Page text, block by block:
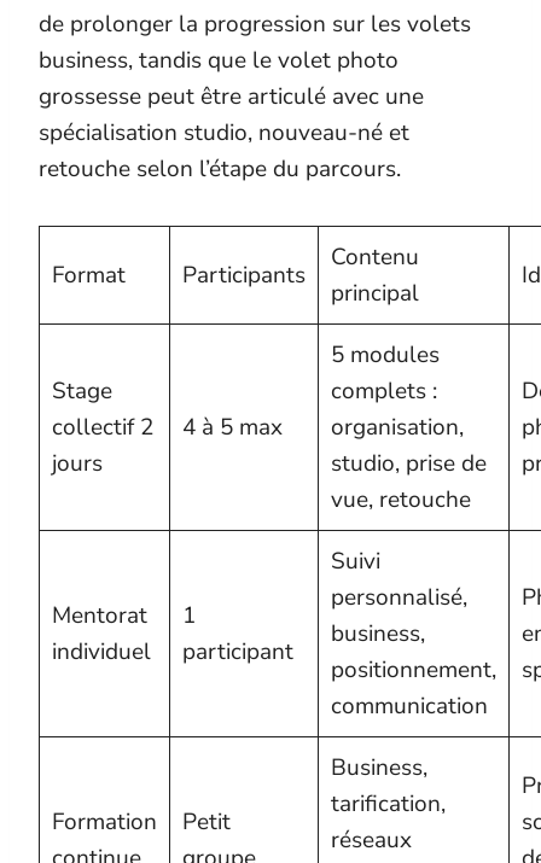
de prolonger la progression sur les volets
business, tandis que le volet photo
grossesse peut être articulé avec une
spécialisation studio, nouveau-né et
retouche selon l’étape du parcours.
Format Participants
Contenu
principal
Stage
collectif 2
jours
4 à 5 max
5 modules
complets :
organisation,
studio, prise de
vue, retouche
Mentorat
individuel
1
participant
Suivi
personnalisé,
business,
positionnement,
communication
Formation
Petit
Business,
tarification,
réseaux